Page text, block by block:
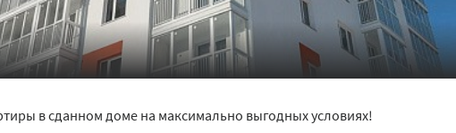
в сданном доме на максимально выгодных условиях!